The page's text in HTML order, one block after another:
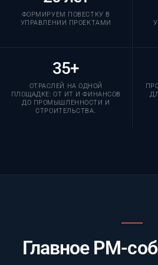
ФОРМИРУЕМ ПОВЕСТКУ В
УПРАВЛЕНИИ ПРОЕКТАМИ
35+
ОТРАСЛЕЙ НА ОДНОЙ
ПЛОЩАДКЕ: ОТ ИТ И ФИНАНСОВ
ДО ПРОМЫШЛЕННОСТИ И
СТРОИТЕЛЬСТВА.
Главное PM-